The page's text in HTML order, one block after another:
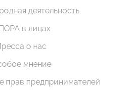
деятельность
в лицах
о нас
мнение
прав предпринимателей